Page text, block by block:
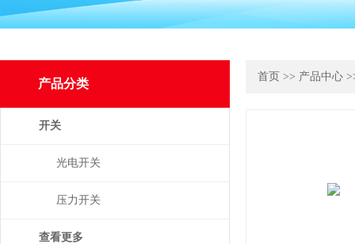
产品分类
开关
光电开关
压力开关
查看更多
首页 >> 产品中心